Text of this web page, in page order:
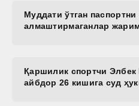
Муддати ўтган
алмаштирмаганлар
Қаршилик спортчи
айбдор 26 кишига суд